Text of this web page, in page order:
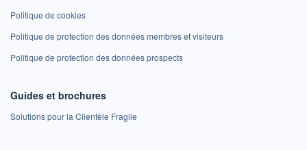
Politique de cookies
Politique de protection des données membres et visiteurs
Politique de protection des données prospects
Guides et brochures
Solutions pour la Clientèle Fragile